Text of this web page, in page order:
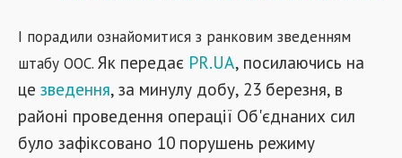
І порадили ознайомитися з ранковим зведенням
штабу ООС. Як передає PR.UA, посилаючись на
це зведення, за минулу добу, 23 березня, в
районі проведення операції Об'єднаних сил
було зафіксовано 10 порушень режиму